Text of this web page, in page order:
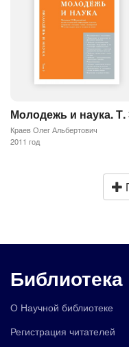
Молодежь и наука. Т.
Краев Олег Альбертович
2011 год
Библиотека
О Научной библиотеке
Регистрация читателей